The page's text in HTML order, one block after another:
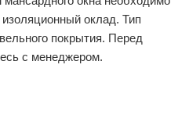
оклад. Тип
покрытия. Перед
с менеджером.